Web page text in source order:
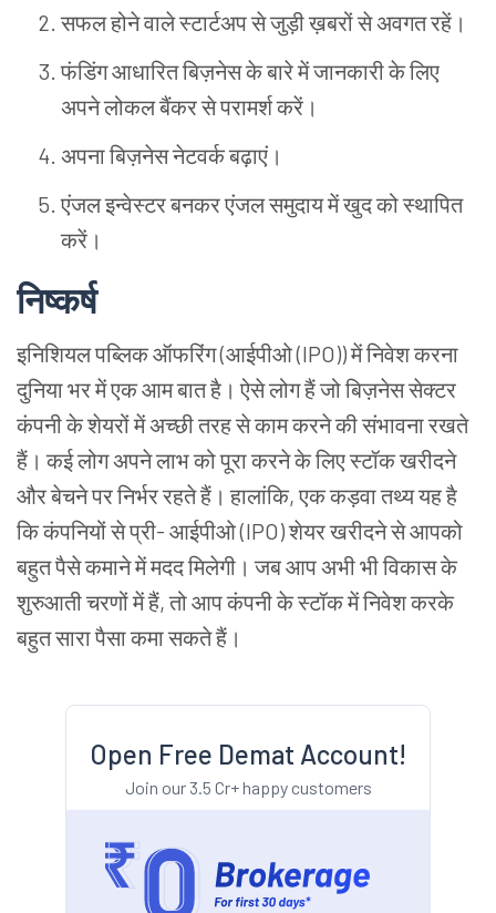
सफल होने वाले स्टार्टअप से जुड़ी ख़बरों से अवगत रहें।
फंडिंग आधारित बिज़नेस के बारे में जानकारी के लिए
अपने लोकल बैंकर से परामर्श करें।
अपना बिज़नेस नेटवर्क बढ़ाएं।
एंजल इन्वेस्टर बनकर एंजल समुदाय में खुद को स्थापित
करें।
निष्कर्ष
इनिशियल पब्लिक ऑफरिंग (आईपीओ (IPO)) में निवेश करना
दुनिया भर में एक आम बात है। ऐसे लोग हैं जो बिज़नेस सेक्टर
कंपनी के शेयरों में अच्छी तरह से काम करने की संभावना रखते
हैं। कई लोग अपने लाभ को पूरा करने के लिए स्टॉक खरीदने
और बेचने पर निर्भर रहते हैं। हालांकि, एक कड़वा तथ्य यह है
कि कंपनियों से प्री- आईपीओ (IPO) शेयर खरीदने से आपको
बहुत पैसे कमाने में मदद मिलेगी। जब आप अभी भी विकास के
शुरुआती चरणों में हैं, तो आप कंपनी के स्टॉक में निवेश करके
बहुत सारा पैसा कमा सकते हैं।
Open Free Demat Account!
Join our 3.5 Cr+ happy customers